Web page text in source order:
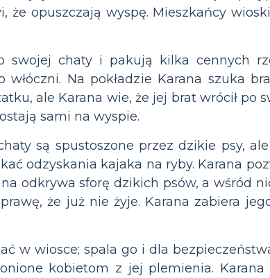
że opuszczają wyspę. Mieszkańcy
swojej chaty i pakują kilka cennych
włóczni. Na pokładzie Karana szuka
ale Karana wie, że jej brat wrócił po
sami na wyspie.
są spustoszone przez dzikie psy,
odzyskania kajaka na ryby. Karana
odkrywa sforę dzikich psów, a wśród
że już nie żyje. Karana zabiera
w wiosce; spala go i dla
kobietom z jej plemienia. Karana